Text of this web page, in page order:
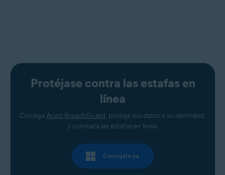
Protéjase contra las estafas en
línea
Consiga Avast BreachGuard, proteja sus datos y su identidad,
y combata las estafas en línea.
Consígalo ya